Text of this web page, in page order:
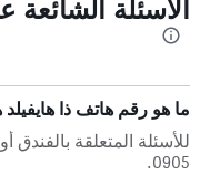
الأسئلة الشائعة
ما هو رقم هاتف ذا
0905.